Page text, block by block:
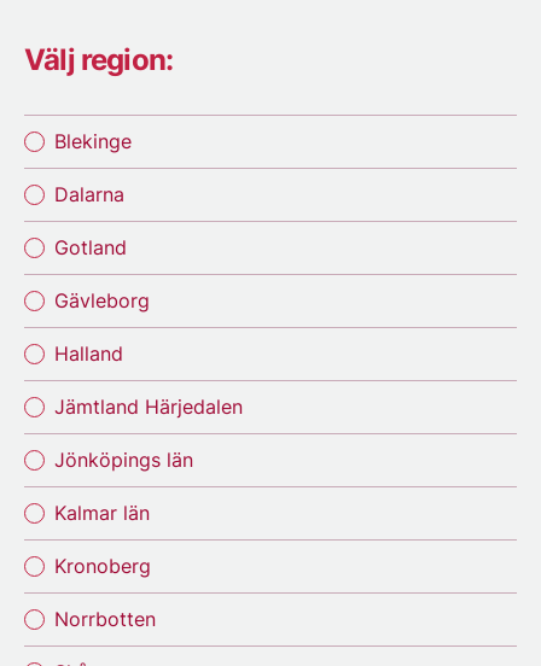
Välj region:
Blekinge
Dalarna
Gotland
Gävleborg
Halland
Jämtland Härjedalen
Jönköpings län
Kalmar län
Kronoberg
Norrbotten